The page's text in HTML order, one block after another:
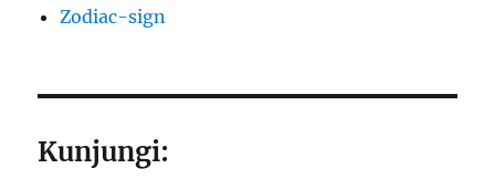
Zodiac-sign
Kunjungi: